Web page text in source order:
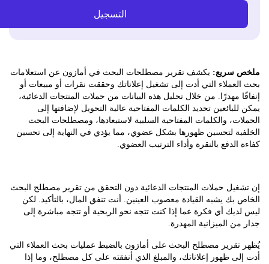
التسجيل
سريع: يكشف تقرير مصطلحات البحث في أمازون عن استعلامات
التي أدت إلى تشغيل إعلاناتك وحققت نقرات أو مبيعات أو
مهدرًا. من خلال تحليل هذه البيانات من حملات المنتجات الدعائية،
تحديد الكلمات المفتاحية عالية التحويل لإضافتها إلى
والكلمات المفتاحية السلبية لاستبعادها، ومصطلحات البحث
لتحسين ظهورها بشكل عضوي، مما يؤدي في النهاية إلى تحسين
بالنقرة وأداء الترتيب العضوي.
حملات المنتجات الدعائية دون التحقق من تقرير مصطلح البحث
بك يشبه القيادة معصوب العينين. أنت تنفق المال، بالتأكيد. لكن
أي فكرة عما إذا كنت تتجه نحو الربحية أو تتجه مباشرة إلى
الميزانية المهدرة.
مصطلح البحث على أمازون بالضبط عمليات بحث العملاء التي
ظهور إعلاناتك، والمبلغ الذي أنفقته على كل مصطلح، وما إذا